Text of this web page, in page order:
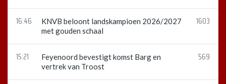
16:46
KNVB beloont landskampioen 2026/2027
met gouden schaal
1603
15:21
Feyenoord bevestigt komst Barg en
vertrek van Troost
569